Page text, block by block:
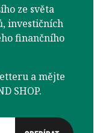
ze světa
investičních
finančního
a mějte
SHOP.